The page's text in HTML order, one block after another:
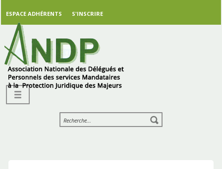
ESPACE ADHÉRENTS S'INSCRIRE